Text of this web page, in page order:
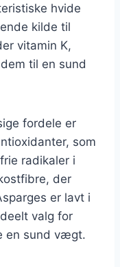
hvide
kilde til
vitamin K,
til en sund
fordele er
som
radikaler i
der
er lavt i
valg for
en sund vægt.